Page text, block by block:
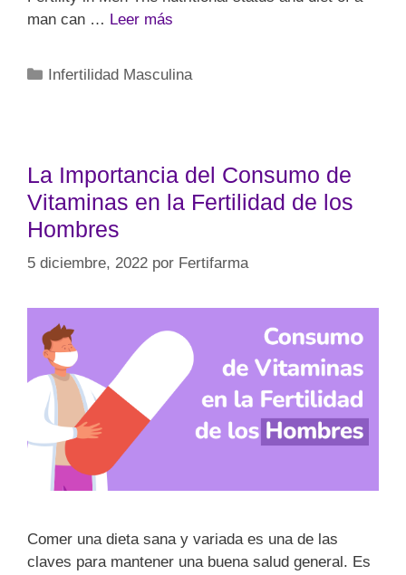
man can … Leer más
Infertilidad Masculina
La Importancia del Consumo de
Vitaminas en la Fertilidad de los
Hombres
5 diciembre, 2022 por Fertifarma
Comer una dieta sana y variada es una de las
claves para mantener una buena salud general. Es